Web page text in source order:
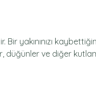
yakınınızı
düğünler ve diğer